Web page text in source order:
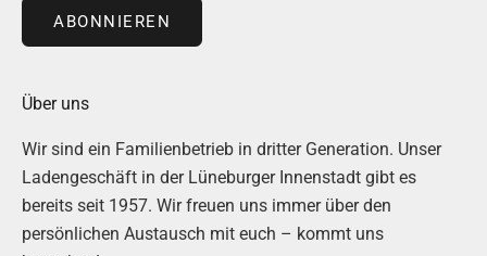
ABONNIEREN
Über uns
Wir sind ein Familienbetrieb in dritter Generation. Unser
Ladengeschäft in der Lüneburger Innenstadt gibt es
bereits seit 1957. Wir freuen uns immer über den
persönlichen Austausch mit euch – kommt uns